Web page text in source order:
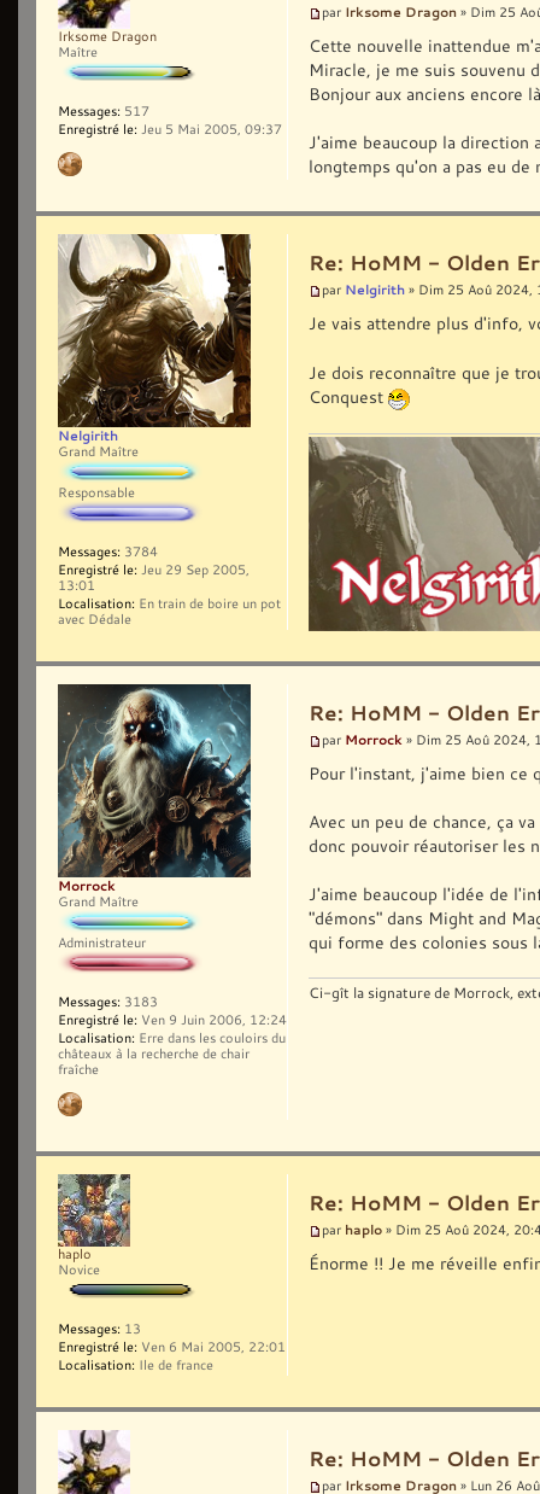
par Irksome Dragon » Dim 25
Cette nouvelle inattendue
Miracle, je me suis souvenu
Bonjour aux anciens encore
J'aime beaucoup la
longtemps qu'on a pas eu
Irksome Dragon
Maître
Messages: 517
Enregistré le: Jeu 5 Mai 2005, 09:37
Re: HoMM - Olden
par Nelgirith » Dim 25 Aoû 2024,
Je vais attendre plus d'info,
Je dois reconnaître que je
Conquest
Nelgirith
Grand Maître
Responsable
Messages: 3784
Enregistré le: Jeu 29 Sep 2005,
13:01
Localisation: En train de boire un pot
avec Dédale
Re: HoMM - Olden
par Morrock » Dim 25 Aoû 2024,
Pour l'instant, j'aime bien ce
Avec un peu de chance, ça
donc pouvoir réautoriser les
J'aime beaucoup l'idée de
"démons" dans Might and
qui forme des colonies sous
Ci-gît la signature de Morrock,
Morrock
Grand Maître
Administrateur
Messages: 3183
Enregistré le: Ven 9 Juin 2006, 12:24
Localisation: Erre dans les couloirs du
châteaux à la recherche de chair
fraîche
Re: HoMM - Olden
par haplo » Dim 25 Aoû 2024,
Énorme !! Je me réveille
haplo
Novice
Messages: 13
Enregistré le: Ven 6 Mai 2005, 22:01
Localisation: Ile de france
Re: HoMM - Olden
par Irksome Dragon » Lun 26